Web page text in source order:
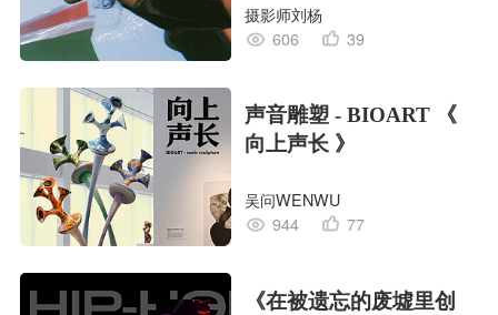
摄影师刘杨
606
39
声音雕塑 - BIOART 《
向上声长 》
吴问WENWU
944
77
《在被遗忘的废墟里创